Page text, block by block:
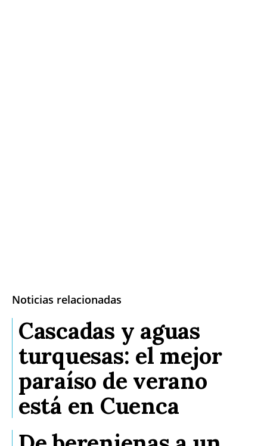
Noticias relacionadas
Cascadas y aguas
turquesas: el mejor
paraíso de verano
está en Cuenca